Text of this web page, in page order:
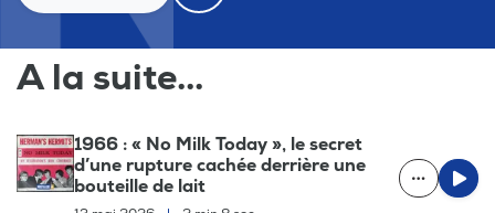
A la suite...
1966 : « No Milk Today », le secret
d’une rupture cachée derrière une
bouteille de lait